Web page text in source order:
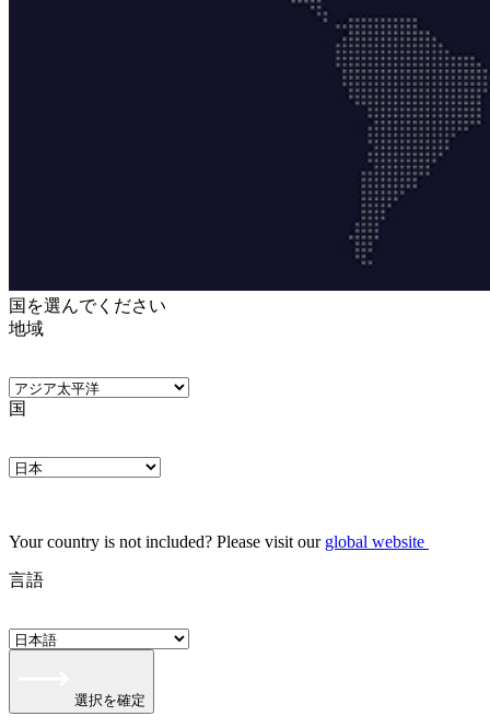
国を選んでください
地域
国
Your country is not included? Please visit our global website
言語
選択を確定